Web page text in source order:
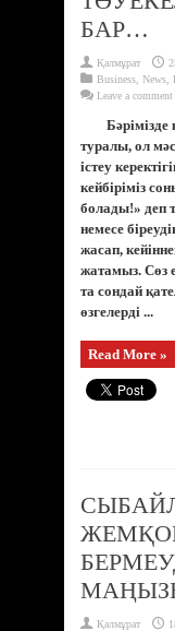
БАР…
Қалмұрат
Business News
Leave a comment
Бәрімізде
туралы, ол
істеу
кейбіріміз
болады!» деп
немесе
жасап,
жатамыз. Сөз
та сондай
өзгелерді ...
Read More »
Қалмұрат